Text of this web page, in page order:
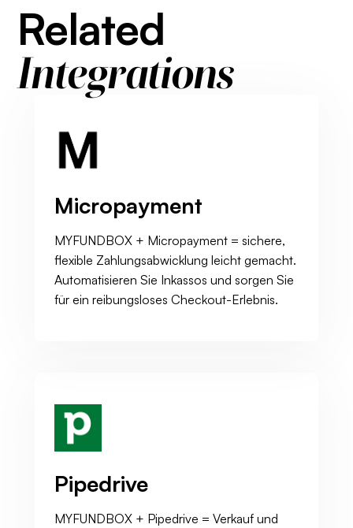
Related
Integrations
Micropayment
MYFUNDBOX + Micropayment = sichere,
flexible Zahlungsabwicklung leicht gemacht.
Automatisieren Sie Inkassos und sorgen Sie
für ein reibungsloses Checkout-Erlebnis.
Pipedrive
MYFUNDBOX + Pipedrive = Verkauf und